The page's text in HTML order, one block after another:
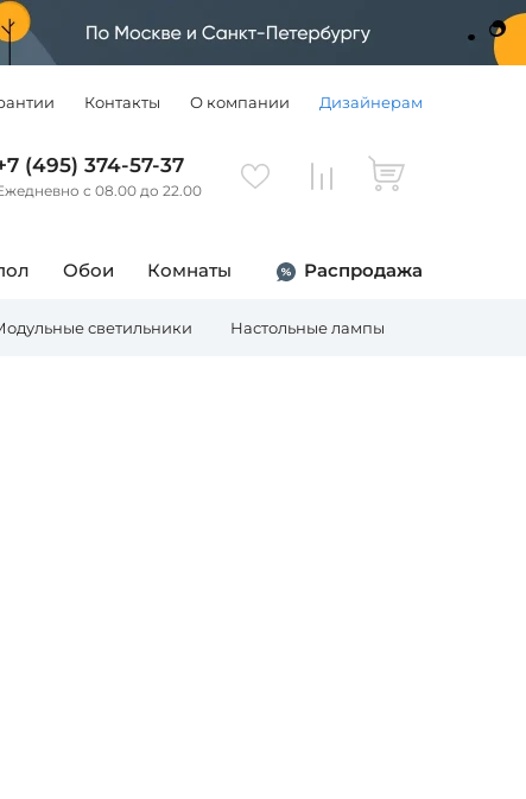
Контакты О компании Дизайнерам
(495) 374-57-37
с 08.00 до 22.00
Обои Комнаты Распродажа
светильники Настольные лампы